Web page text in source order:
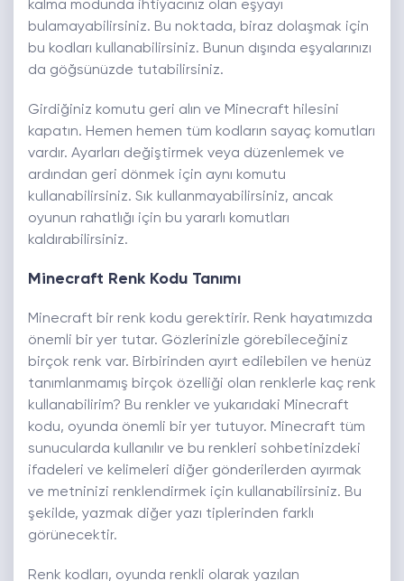
kalma modunda ihtiyacınız olan eşyayı
bulamayabilirsiniz. Bu noktada, biraz dolaşmak için
bu kodları kullanabilirsiniz. Bunun dışında eşyalarınızı
da göğsünüzde tutabilirsiniz.
Girdiğiniz komutu geri alın ve Minecraft hilesini
kapatın. Hemen hemen tüm kodların sayaç komutları
vardır. Ayarları değiştirmek veya düzenlemek ve
ardından geri dönmek için aynı komutu
kullanabilirsiniz. Sık kullanmayabilirsiniz, ancak
oyunun rahatlığı için bu yararlı komutları
kaldırabilirsiniz.
Minecraft Renk Kodu Tanımı
Minecraft bir renk kodu gerektirir. Renk hayatımızda
önemli bir yer tutar. Gözlerinizle görebileceğiniz
birçok renk var. Birbirinden ayırt edilebilen ve henüz
tanımlanmamış birçok özelliği olan renklerle kaç renk
kullanabilirim? Bu renkler ve yukarıdaki Minecraft
kodu, oyunda önemli bir yer tutuyor. Minecraft tüm
sunucularda kullanılır ve bu renkleri sohbetinizdeki
ifadeleri ve kelimeleri diğer gönderilerden ayırmak
ve metninizi renklendirmek için kullanabilirsiniz. Bu
şekilde, yazmak diğer yazı tiplerinden farklı
görünecektir.
Renk kodları, oyunda renkli olarak yazılan